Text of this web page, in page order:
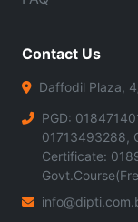
Contact Us
Daffodil Plaza,
PGD:
01713493288,
Certificate: